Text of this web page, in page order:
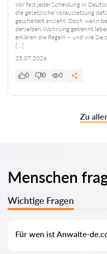
Vor fast jeder Scheidung in
die gesetzliche Voraussetzung
gescheitert ansieht. Doch wann
derselben Wohnung getrennt
erklären die Regeln – und wie Sie
[…]
25.07.2026
0 0 0
Zu
Menschen
Wichtige Fragen
Für wen ist Anwalte-